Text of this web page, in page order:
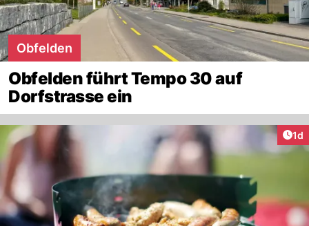
Obfelden
Obfelden führt Tempo 30 auf
Dorfstrasse ein
1d